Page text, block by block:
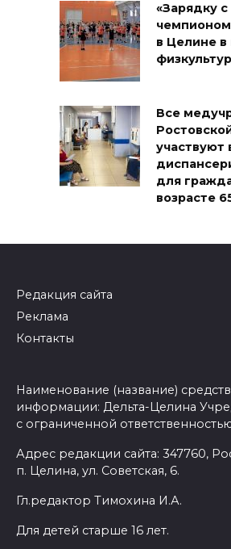
«Зарядку с
в Целине в
Все
участвуют
для
возрасте
Редакция сайта
Реклама
Контакты
Наименование (название)
информации: Дельта-Целина
с ограниченной
Адрес редакции сайта: 347760,
п. Целина, ул. Советская, 6.
Гл.редактор Тимохина И.А.
Для детей старше 16 лет.